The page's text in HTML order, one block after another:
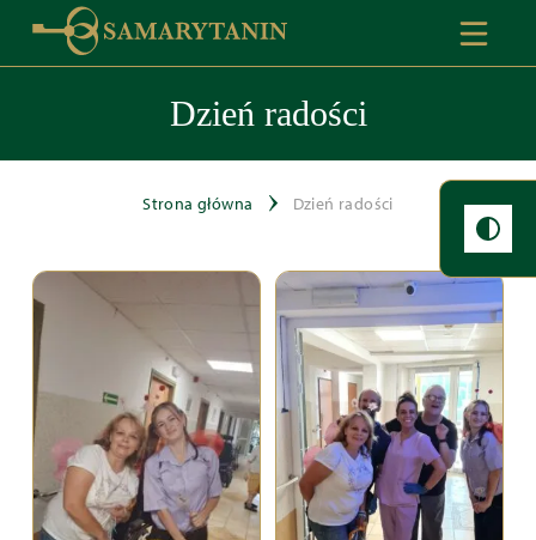
Dzień radości
Strona główna Dzień radości